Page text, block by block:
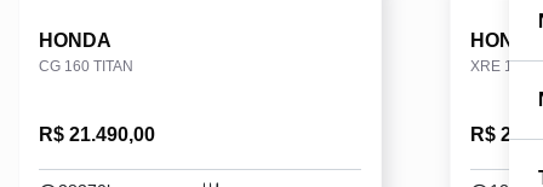
HONDA
CG 160 TITAN
R$ 21.490,00
HONDA
XRE 190
R$